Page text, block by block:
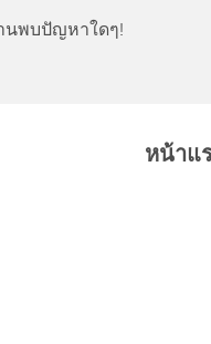
นพบปัญหาใดๆ!
หน้าแ